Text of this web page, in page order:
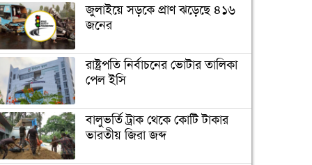
জুলাইয়ে সড়কে প্রাণ ঝড়েছে ৪১৬
জনের
রাষ্ট্রপতি নির্বাচনের ভোটার তালিকা
পেল ইসি
বালুভর্তি ট্রাক থেকে কোটি টাকার
ভারতীয় জিরা জব্দ